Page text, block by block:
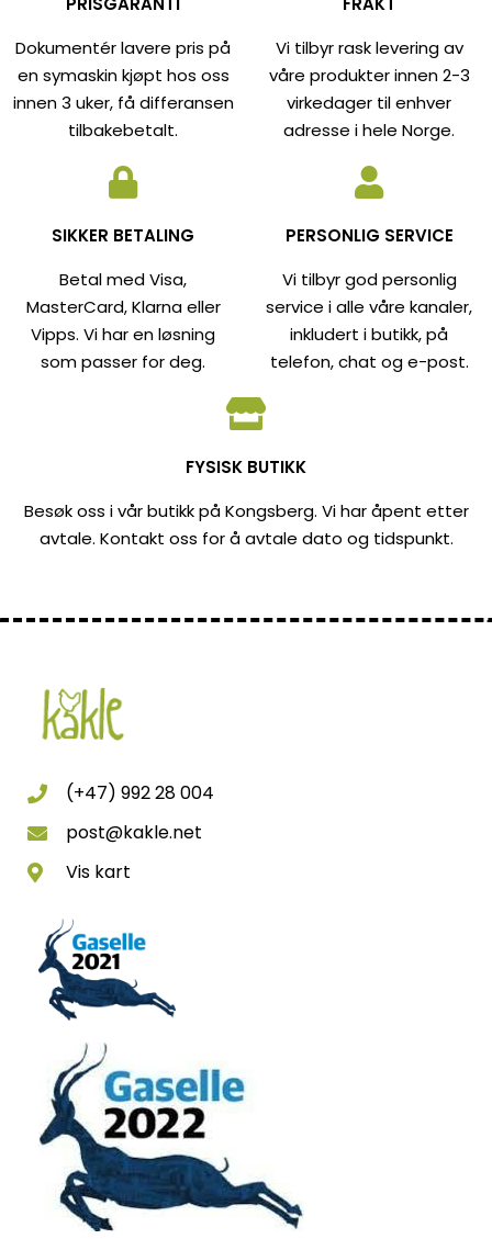
Dokumentér lavere pris på
en symaskin kjøpt hos oss
innen 3 uker, få differansen
tilbakebetalt.
Vi tilbyr rask levering av
våre produkter innen 2-3
virkedager til enhver
adresse i hele Norge.
SIKKER BETALING
Betal med Visa,
MasterCard, Klarna eller
Vipps. Vi har en løsning
som passer for deg.
PERSONLIG SERVICE
Vi tilbyr god personlig
service i alle våre kanaler,
inkludert i butikk, på
telefon, chat og e-post.
FYSISK BUTIKK
Besøk oss i vår butikk på Kongsberg. Vi har åpent etter
avtale. Kontakt oss for å avtale dato og tidspunkt.
(+47) 992 28 004
post@kakle.net
Vis kart